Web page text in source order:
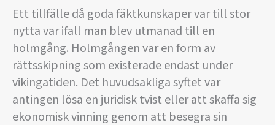
Ett tillfälle då goda fäktkunskaper var till stor
nytta var ifall man blev utmanad till en
holmgång. Holmgången var en form av
rättsskipning som existerade endast under
vikingatiden. Det huvudsakliga syftet var
antingen lösa en juridisk tvist eller att skaffa sig
ekonomisk vinning genom att besegra sin